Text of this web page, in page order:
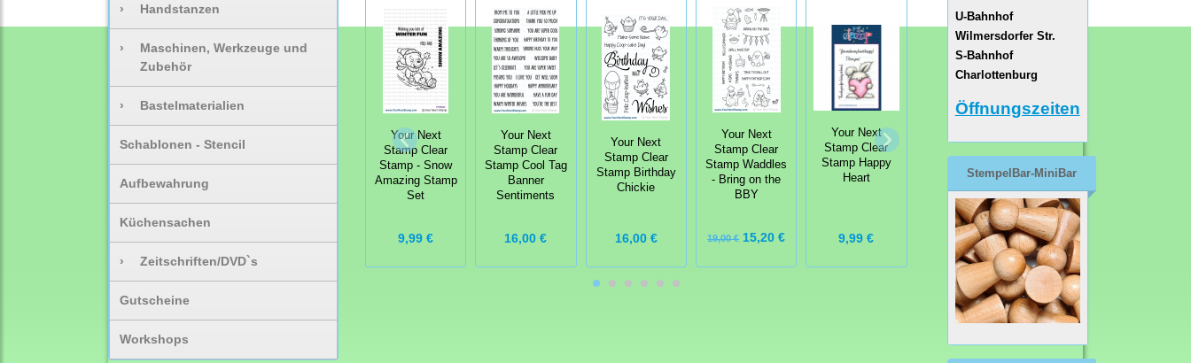
› Handstanzen
›
Maschinen, Werkzeuge und
Zubehör
› Bastelmaterialien
Schablonen - Stencil
Aufbewahrung
Küchensachen
› Zeitschriften/DVD`s
Gutscheine
Workshops
Your Next
Stamp Clear
Stamp - Snow
Amazing Stamp
Set
9,99 €
Your Next
Stamp Clear
Stamp Cool Tag
Banner
Sentiments
16,00 €
Your Next
Stamp Clear
Stamp Birthday
Chickie
16,00 €
Your Next
Stamp Clear
Stamp Waddles
- Bring on the
BBY
19,00 € 15,20 €
Your Next
Stamp Clear
Stamp Happy
Heart
9,99 €
Stamp Dino-
Mite Holiday
Stamp Set
16,00 €
Your Next
Stamp Clear
Stamp Paw-
Liday Pups
19,00 €
U-Bahnhof
Wilmersdorfer Str.
S-Bahnhof
Charlottenburg
Öffnungszeiten
StempelBar-MiniBar